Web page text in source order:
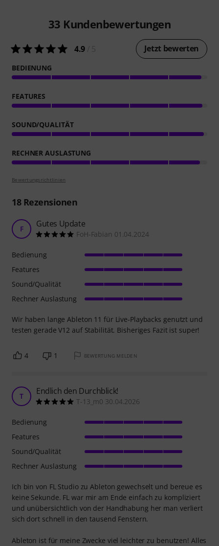
33 Kundenbewertungen
4.9 Jetzt bewerten
BEDIENUNG
FEATURES
SOUND/QUALITÄT
RECHNER AUSLASTUNG
Bewertungsrichtlinien
18Rezensionen
F Gutes Update
FoH-Fabian 01.04.2024
Wir haben lange Ableton 11 für Live-Playbacks genutzt und
testen gerade V12 auf Stabilität. Bisheriges Fazit ist super!
Bedienung
Features
Sound/Qualität
Rechner Auslastung
4 1 BEWERTUNG MELDEN
T Endlich den Durchblick!
T-13_m0 30.04.2026
Ich bin von FL Studio zu Ableton gewechselt und bereue es
keine Sekunde. FL war mir am Ende einfach zu kompliziert
und unübersichtlich von der Handhabung her man verliert
sich dort schnell in den tausend Fenstern.
Ableton ist für meine Zwecke viel leichter zu benutzen! Alles
Bedienung
Features
Sound/Qualität
Rechner Auslastung